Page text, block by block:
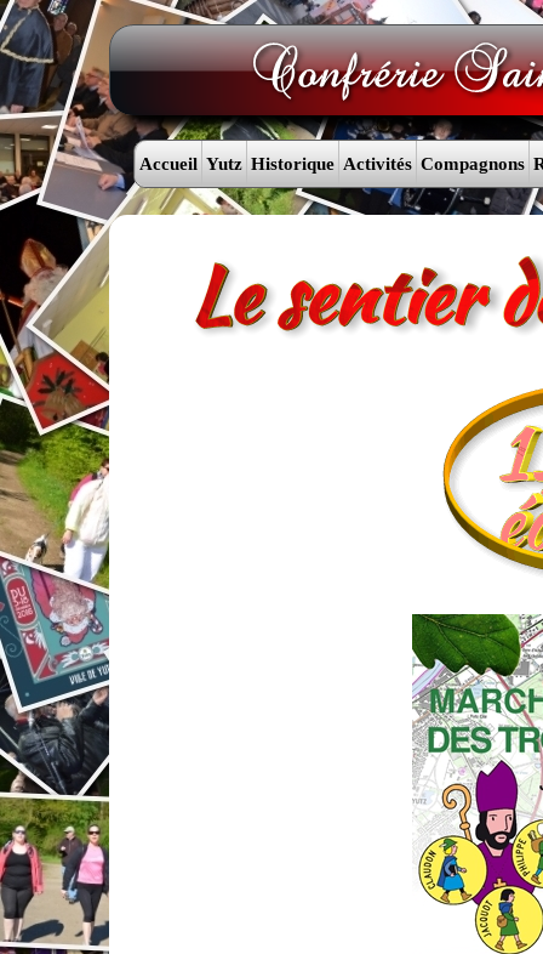
Accueil Yutz Historique Activités Compagnons